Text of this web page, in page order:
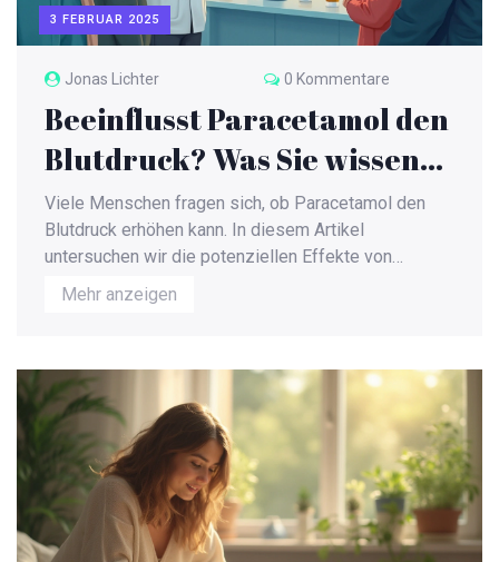
3 FEBRUAR 2025
Jonas Lichter 0 Kommentare
Beeinflusst Paracetamol den
Blutdruck? Was Sie wissen
sollten
Viele Menschen fragen sich, ob Paracetamol den
Blutdruck erhöhen kann. In diesem Artikel
untersuchen wir die potenziellen Effekte von
Paracetamol auf den Blutdruck, basierend auf
aktuellen Studien und Forschungen. Wir bieten Ihnen
zu treffen. Verstehen Sie die möglichen Risiken und
Vorteile und erhalten Sie Tipps zur sicheren
Anwendung.
Mehr anzeigen